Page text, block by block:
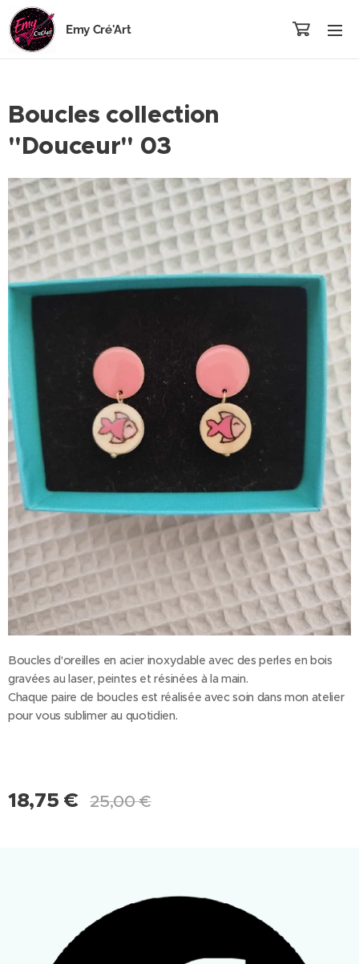
Emy Cré'Art
Boucles collection
"Douceur" 03
Boucles d'oreilles en acier inoxydable avec des perles en bois
gravées au laser, peintes et résinées à la main.
Chaque paire de boucles est réalisée avec soin dans mon atelier
pour vous sublimer au quotidien.
18,75 € 25,00€